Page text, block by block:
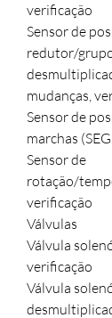
verificação
Sensor de
redutor/
mudanças,
Sensor de
marchas
Sensor de
rotação/
verificação
Válvulas
Válvula
verificação
Válvula